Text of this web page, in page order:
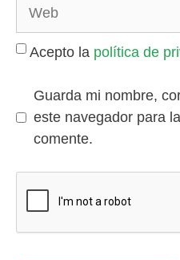
Acepto la política de
Guarda mi nombre,
este navegador para
comente.